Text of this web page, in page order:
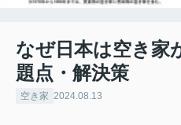
なぜ日本は空き家
題点・解決策
空き家 2024.08.13